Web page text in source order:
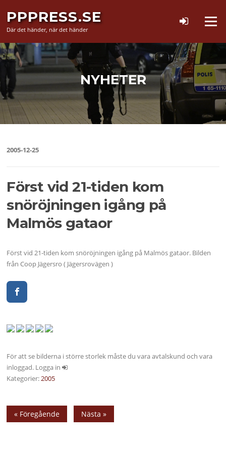
innehåll
PPPRESS.SE
Där det händer, när det händer
Meny
NYHETER
2005-12-25
Först vid 21-tiden kom
snöröjningen igång på
Malmös gataor
Först vid 21-tiden kom snöröjningen igång på Malmös gataor. Bilden
från Coop Jägersro ( Jägersrovägen )
För att se bilderna i större storlek måste du vara avtalskund och vara
inloggad. Logga in
Kategorier:2005
« Föregående Nästa »